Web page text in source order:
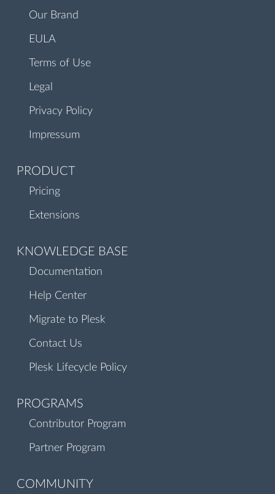
Our Brand
EULA
Terms of Use
Legal
Privacy Policy
Impressum
PRODUCT
Pricing
Extensions
KNOWLEDGE BASE
Documentation
Help Center
Migrate to Plesk
Contact Us
Plesk Lifecycle Policy
PROGRAMS
Contributor Program
Partner Program
COMMUNITY